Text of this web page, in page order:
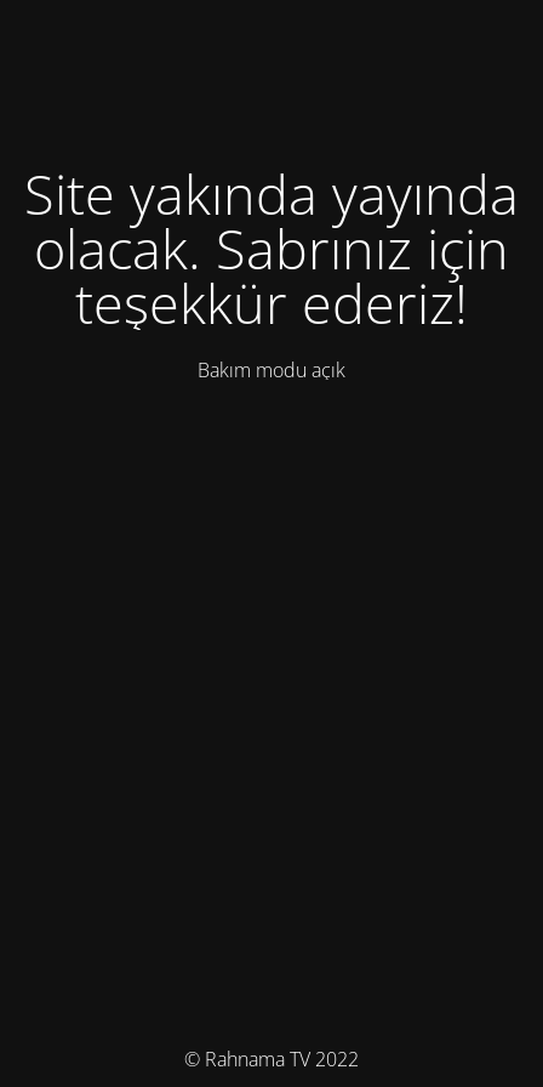
Site yakında yayında
olacak. Sabrınız için
teşekkür ederiz!
Bakım modu açık
© Rahnama TV 2022